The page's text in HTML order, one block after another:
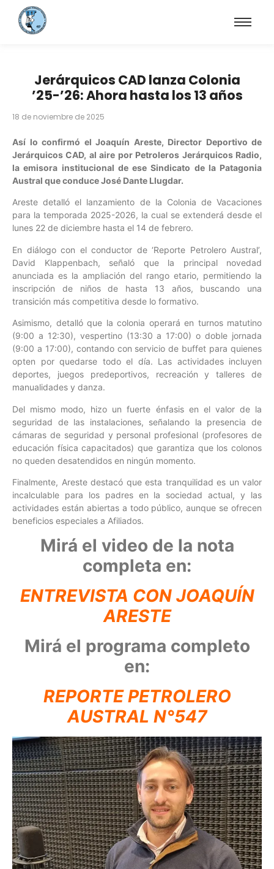
Jerárquicos CAD lanza Colonia
’25-’26: Ahora hasta los 13 años
18 de noviembre de 2025
Así lo confirmó el Joaquín Areste, Director Deportivo de
Jerárquicos CAD, al aire por Petroleros Jerárquicos Radio,
la emisora institucional de ese Sindicato de la Patagonia
Austral que conduce José Dante Llugdar.
Areste detalló el lanzamiento de la Colonia de Vacaciones
para la temporada 2025-2026, la cual se extenderá desde el
lunes 22 de diciembre hasta el 14 de febrero.
En diálogo con el conductor de ‘Reporte Petrolero Austral’,
David Klappenbach, señaló que la principal novedad
anunciada es la ampliación del rango etario, permitiendo la
inscripción de niños de hasta 13 años, buscando una
transición más competitiva desde lo formativo.
Asimismo, detalló que la colonia operará en turnos matutino
(9:00 a 12:30), vespertino (13:30 a 17:00) o doble jornada
(9:00 a 17:00), contando con servicio de buffet para quienes
opten por quedarse todo el día. Las actividades incluyen
deportes, juegos predeportivos, recreación y talleres de
manualidades y danza.
Del mismo modo, hizo un fuerte énfasis en el valor de la
seguridad de las instalaciones, señalando la presencia de
cámaras de seguridad y personal profesional (profesores de
educación física capacitados) que garantiza que los colonos
no queden desatendidos en ningún momento.
Finalmente, Areste destacó que esta tranquilidad es un valor
incalculable para los padres en la sociedad actual, y las
actividades están abiertas a todo público, aunque se ofrecen
beneficios especiales a Afiliados.
Mirá el video de la nota
completa en:
ENTREVISTA CON JOAQUÍN
ARESTE
Mirá el programa completo
en:
REPORTE PETROLERO
AUSTRAL N°547